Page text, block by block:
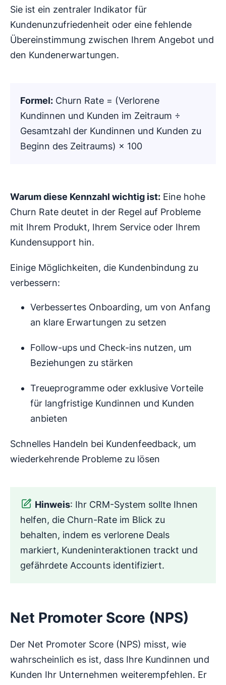
Sie ist ein zentraler Indikator für
Kundenunzufriedenheit oder eine fehlende
Übereinstimmung zwischen Ihrem Angebot und
den Kundenerwartungen.
Formel: Churn Rate = (Verlorene
Kundinnen und Kunden im Zeitraum ÷
Gesamtzahl der Kundinnen und Kunden zu
Beginn des Zeitraums) × 100
Warum diese Kennzahl wichtig ist: Eine hohe
Churn Rate deutet in der Regel auf Probleme
mit Ihrem Produkt, Ihrem Service oder Ihrem
Kundensupport hin.
Einige Möglichkeiten, die Kundenbindung zu
verbessern:
Verbessertes Onboarding, um von Anfang
an klare Erwartungen zu setzen
Follow-ups und Check-ins nutzen, um
Beziehungen zu stärken
Treueprogramme oder exklusive Vorteile
für langfristige Kundinnen und Kunden
anbieten
Schnelles Handeln bei Kundenfeedback, um
wiederkehrende Probleme zu lösen
Hinweis: Ihr CRM-System sollte Ihnen
helfen, die Churn-Rate im Blick zu
behalten, indem es verlorene Deals
markiert, Kundeninteraktionen trackt und
gefährdete Accounts identifiziert.
Net Promoter Score (NPS)
Der Net Promoter Score (NPS) misst, wie
wahrscheinlich es ist, dass Ihre Kundinnen und
Kunden Ihr Unternehmen weiterempfehlen. Er